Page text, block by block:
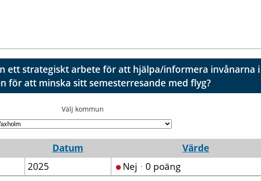
ett strategiskt arbete för att hjälpa/informera invånarna i
för att minska sitt semesterresande med flyg?
Välj kommun
Datum
Värde
2025 Nejᆞ0 poäng